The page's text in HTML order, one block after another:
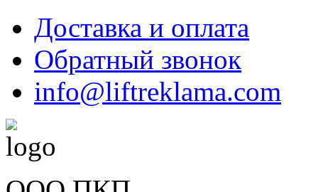
Доставка и оплата
Обратный звонок
info@liftreklama.com